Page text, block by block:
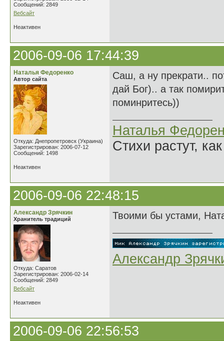
Сообщений: 2849
Вебсайт
Неактивен
2006-09-06 17:44:39
Наталья Федоренко
Автор сайта
Откуда: Днепропетровск (Украина)
Зарегистрирован: 2006-07-12
Сообщений: 1498
Саш, а ну прекрати..
дай Бог).. а так
поминритесь))
Наталья
Стихи растут,
Неактивен
2006-09-06 22:48:15
Александр Зрячкин
Хранитель традиций
Откуда: Саратов
Зарегистрирован: 2006-02-14
Сообщений: 2849
Вебсайт
Твоими бы устами,
Александр
Неактивен
2006-09-06 22:56:53